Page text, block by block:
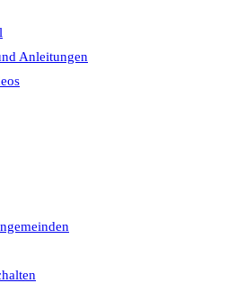
Anleitungen